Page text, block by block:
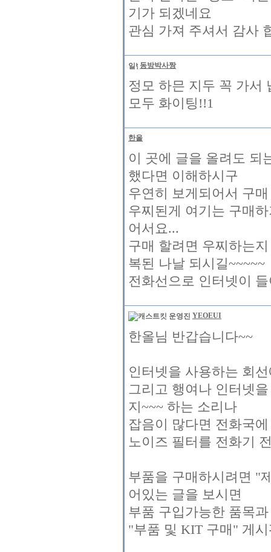
기가 되겠네요
관심 가져 주셔서 감사
동방박사짱
정모 하믄 지두 꼭 가서
모두 화이팅!!1
한올
이 곳에 글을 올려도 되
했다면 이해하시구
우연히 보게되어서 구
우찌된게 여기는 구매
어서요...
구매 할려면 우찌하는
복된 나날 되시길~~~~~
전화선으로 인터넷이
YEOEUI
한올님 반갑습니다~~
인터넷을 사용하는 회
그리고 행여나 인터넷
지~~~ 하는 소리나
잡음이 많다면 전화국
노이즈 필터를 전화기
부품을 구매하시려면 "
어있는 글을 보시면
부품 구입가능한 품목
"부품 및 KIT 구매" 게